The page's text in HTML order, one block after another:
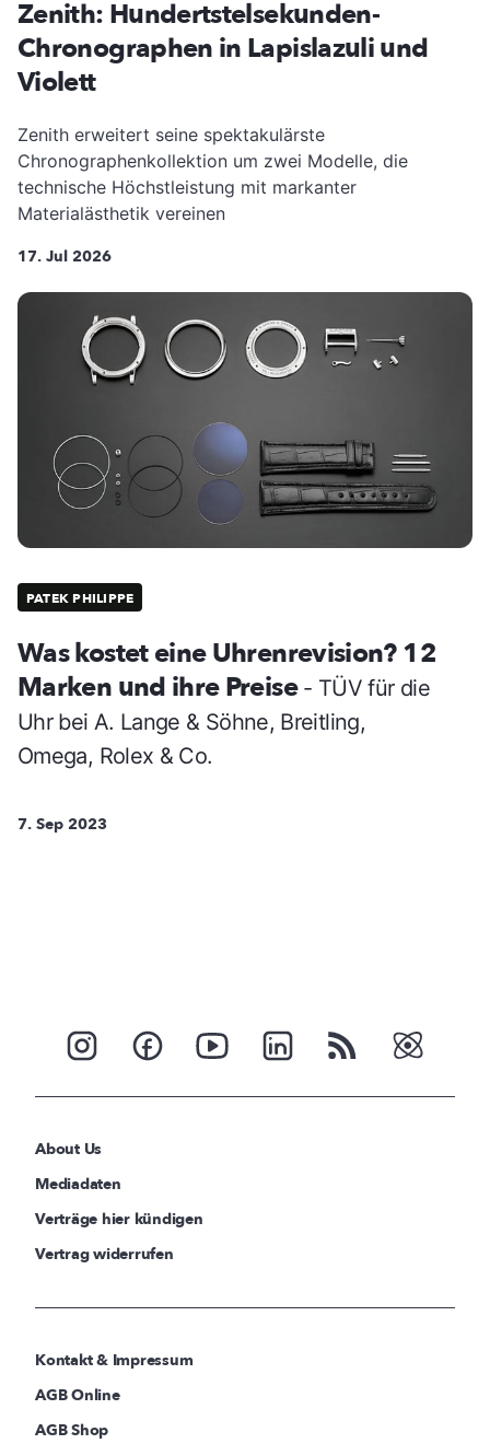
Zenith: Hundertstelsekunden-
Chronographen in Lapislazuli und
Violett
Zenith erweitert seine spektakulärste
Chronographenkollektion um zwei Modelle, die
technische Höchstleistung mit markanter
Materialästhetik vereinen
17. Jul 2026
PATEK PHILIPPE
Was kostet eine Uhrenrevision? 12
Marken und ihre Preise - TÜV für die
Uhr bei A. Lange & Söhne, Breitling,
Omega, Rolex & Co.
7. Sep 2023
About Us
Mediadaten
Verträge hier kündigen
Vertrag widerrufen
Kontakt & Impressum
AGB Online
AGB Shop